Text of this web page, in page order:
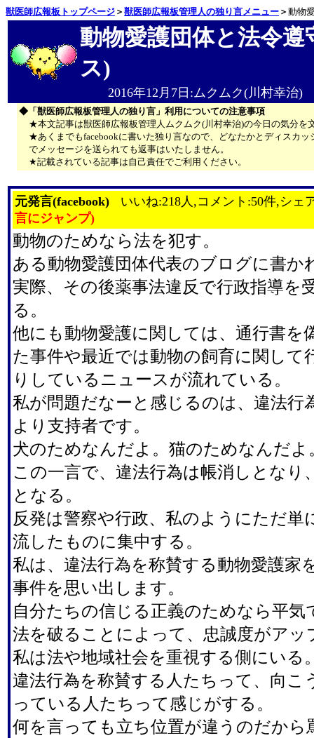
獣医師広報板トップページ ＞ 獣医師広報板管理人の独り言メニュー ＞ 動物
動物愛護団体と法令
ス)
2016年12月7日:ムクムク(川村幸治)
◆「獣医師広報板管理人の独り言」利用についての注意事項
★本文記事は獣医師広報板管理人ムクムク(川村幸治)の今日の気分を
★あくまでもfacebookに書いた独り言なので、どなたかとディスカ
でメッセージを送られても返事はいたしません。
★記載されている記事は自己責任でご利用ください。
元発言(facebook)
いいね:218人,コメント:50件,シェ
言にジャンプ)
動物のためなら法を犯す。
ある動物愛護団体代表のブログに書か
実際、その後薬事法違反で行政指導を
る。
他にも動物愛護に関しては、通行書を
た事件や最近では動物の飼育に関して
りしているニュースが流れている。
私が問題だなーと感じるのは、違法行
より支持者です。
犬のためなんだよ。猫のためなんだよ
この一言で、違法行為は帳消しとなり
となる。
反発は警察や行政、私のようにただ単
流したものに集中する。
私は、違法行為を称賛する動物愛護家
事件を思い出します。
自分たちの信じる正義のためなら平気
法を破ることによって、忠誠度がアッ
私は法や地域社会を重視する側にいる
違法行為を称賛する人たちって、向こ
っている人たちって感じがする。
何を言っても立ち位置が違うのだから